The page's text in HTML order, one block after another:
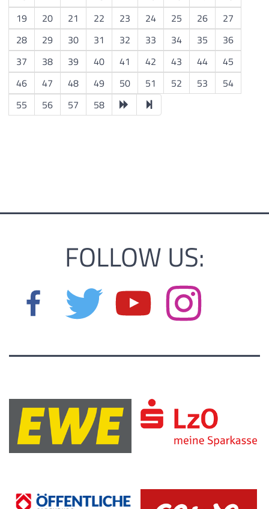
19
20 21 22 23 24 25 26
27
28
29 30 31 32 33 34 35
36
37
38 39 40 41 42 43 44
45
46
47 48 49 50 51 52 53
54
55
56 57 58
FOLLOW US: